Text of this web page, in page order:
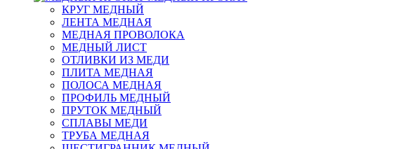
КРУГ МЕДНЫЙ
ЛЕНТА МЕДНАЯ
МЕДНАЯ ПРОВОЛОКА
МЕДНЫЙ ЛИСТ
ОТЛИВКИ ИЗ МЕДИ
ПЛИТА МЕДНАЯ
ПОЛОСА МЕДНАЯ
ПРОФИЛЬ МЕДНЫЙ
ПРУТОК МЕДНЫЙ
СПЛАВЫ МЕДИ
ТРУБА МЕДНАЯ